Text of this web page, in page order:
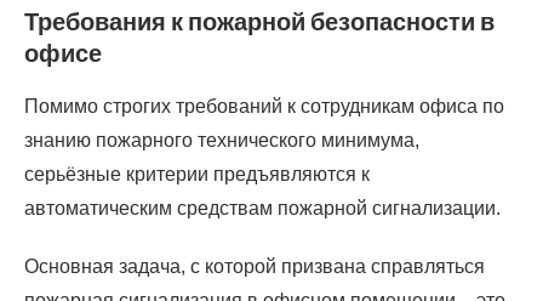
Требования к пожарной безопасности в
офисе
Помимо строгих требований к сотрудникам офиса по
знанию пожарного технического минимума,
серьёзные критерии предъявляются к
автоматическим средствам пожарной сигнализации.
Основная задача, с которой призвана справляться